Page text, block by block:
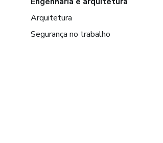
Arquitetura
Segurança no trabalho